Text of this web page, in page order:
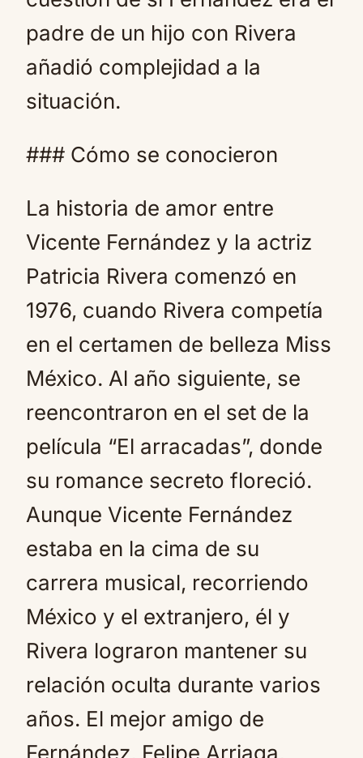
padre de un hijo con Rivera
añadió complejidad a la
situación.
### Cómo se conocieron
La historia de amor entre
Vicente Fernández y la actriz
Patricia Rivera comenzó en
1976, cuando Rivera competía
en el certamen de belleza Miss
México. Al año siguiente, se
reencontraron en el set de la
película “El arracadas”, donde
su romance secreto floreció.
Aunque Vicente Fernández
estaba en la cima de su
carrera musical, recorriendo
México y el extranjero, él y
Rivera lograron mantener su
relación oculta durante varios
años. El mejor amigo de
Fernández, Felipe Arriaga,